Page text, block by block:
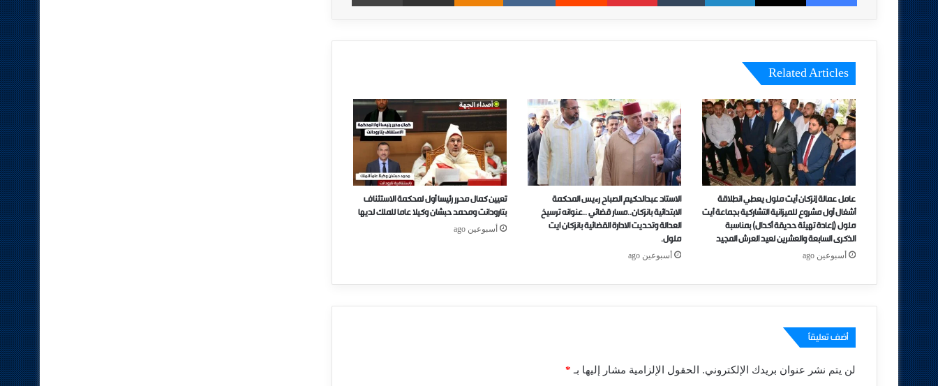
Related Articles
عامل عمالة إنزكان أيت ملول يعطي انطلاقة
أشغال أول مشروع للميزانية التشاركية بجماعة أيت
ملول (إعادة تهيئة حديقة أكدال) بمناسبة
الذكرى السابعة والعشرين لعيد العرش المجيد
أسبوعين ago
الاستاد عبدالحكيم الصباح رءيس المحكمة
الابتدائية بانزكان..مسار قضائي ..عنوانه ترسيخ
العدالة وتحديت الادارة القضائية بانزكان ايت
ملول.
أسبوعين ago
تعيين كمال محرر رئيسا أول لمحكمة الاستئناف
بتارودانت ومحمد حبشان وكيلا عاما للملك لديها
أسبوعين ago
أضف تعليقاً
لن يتم نشر عنوان بريدك الإلكتروني. الحقول الإلزامية مشار إليها بـ *